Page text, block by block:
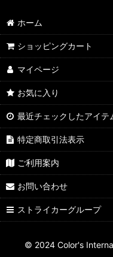
ホーム
ショッピングカート
マイページ
お気に入り
最近チェックしたアイテ
特定商取引法表示
ご利用案内
お問い合わせ
ストライカーグループ
© 2024 Color's